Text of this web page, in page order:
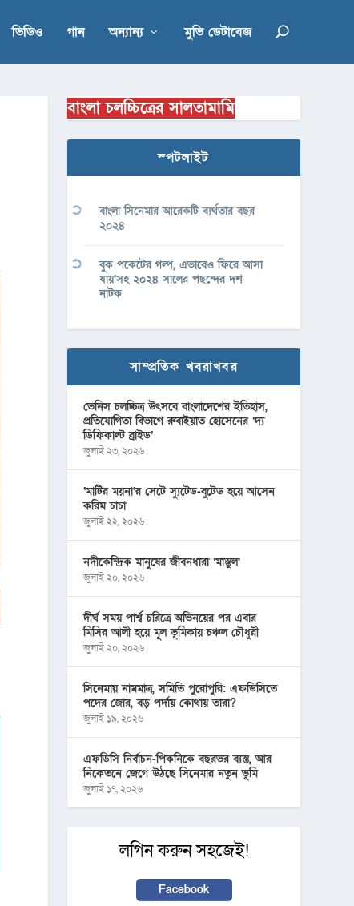
ভিডিও গান অন্যান্য মুভি ডেটাবেজ
বাংলা চলচ্চিত্রের সালতামামি
স্পটলাইট
বাংলা সিনেমার আরেকটি ব্যর্থতার বছর
২০২৪
বুক পকেটের গল্প, এভাবেও ফিরে আসা
যায়’সহ ২০২৪ সালের পছন্দের দশ
নাটক
সাম্প্রতিক খবরাখবর
ভেনিস চলচ্চিত্র উৎসবে বাংলাদেশের ইতিহাস,
প্রতিযোগিতা বিভাগে রুবাইয়াত হোসেনের ‘দ্য
ডিফিকাল্ট ব্রাইড’
জুলাই ২৩, ২০২৬
‘মাটির ময়না’র সেটে স্যুটেড-বুটেড হয়ে আসেন
করিম চাচা
জুলাই ২২, ২০২৬
নদীকেন্দ্রিক মানুষের জীবনধারা ‘মাস্তুল’
জুলাই ২০, ২০২৬
দীর্ঘ সময় পার্শ্ব চরিত্রে অভিনয়ের পর এবার
মিসির আলী হয়ে মূল ভূমিকায় চঞ্চল চৌধুরী
জুলাই ২০, ২০২৬
সিনেমায় নামমাত্র, সমিতি পুরোপুরি: এফডিসিতে
পদের জোর, বড় পর্দায় কোথায় তারা?
জুলাই ১৯, ২০২৬
এফডিসি নির্বাচন-পিকনিকে বছরভর ব্যস্ত, আর
নিকেতনে জেগে উঠছে সিনেমার নতুন ভূমি
জুলাই ১৭, ২০২৬
লগিন করুন সহজেই!
Facebook